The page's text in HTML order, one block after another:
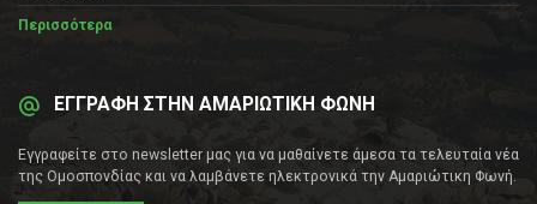
Περισσότερα
ΕΓΓΡΑΦΗ ΣΤΗΝ ΑΜΑΡΙΩΤΙΚΗ ΦΩΝΗ
Εγγραφείτε στο newsletter μας για να μαθαίνετε άμεσα τα τελευταία νέα
της Ομοσπονδίας και να λαμβάνετε ηλεκτρονικά την Αμαριώτικη Φωνή.